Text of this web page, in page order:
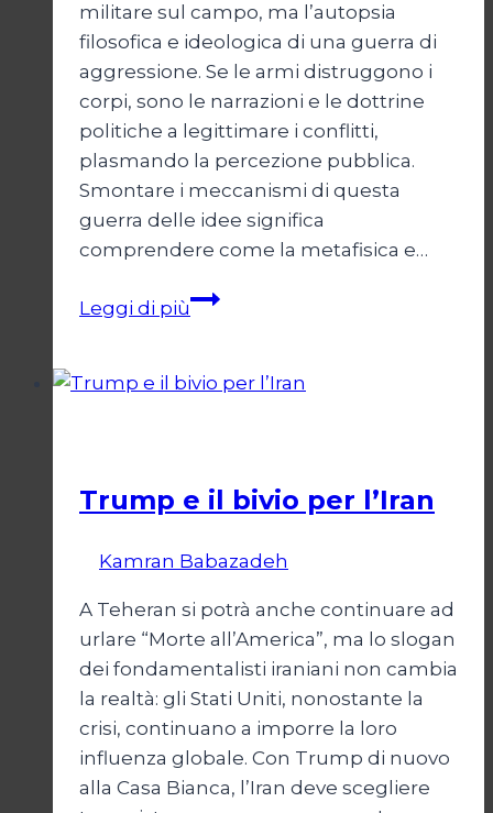
militare sul campo, ma l’autopsia
filosofica e ideologica di una guerra di
aggressione. Se le armi distruggono i
corpi, sono le narrazioni e le dottrine
politiche a legittimare i conflitti,
plasmando la percezione pubblica.
Smontare i meccanismi di questa
guerra delle idee significa
comprendere come la metafisica e…
Leggi di piùAutopsia
Conflitto:
Trump e il bivio per l’Iran
Kamran Babazadeh
A Teheran si potrà anche continuare ad
urlare “Morte all’America”, ma lo slogan
dei fondamentalisti iraniani non cambia
la realtà: gli Stati Uniti, nonostante la
crisi, continuano a imporre la loro
influenza globale. Con Trump di nuovo
alla Casa Bianca, l’Iran deve scegliere